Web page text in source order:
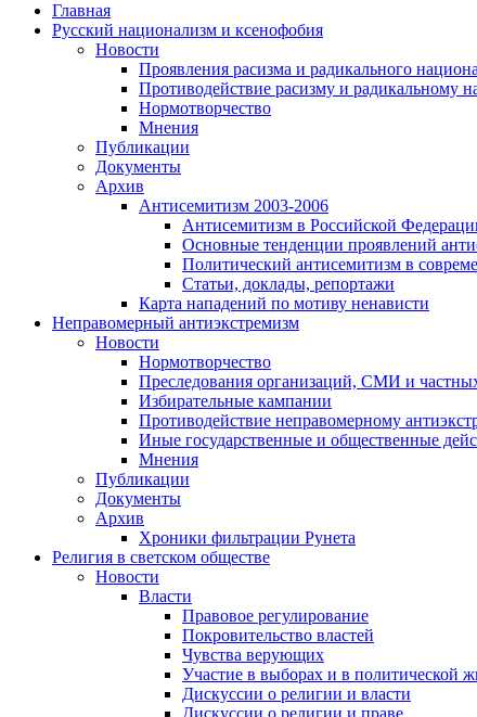
Главная
Русский национализм и ксенофобия
Новости
Проявления расизма и радикального
Противодействие расизму и радикальному
Нормотворчество
Мнения
Публикации
Документы
Архив
Антисемитизм 2003-2006
Антисемитизм в Российской
Основные тенденции проявлений
Политический антисемитизм в
Статьи, доклады, репортажи
Карта нападений по мотиву ненависти
Неправомерный антиэкстремизм
Новости
Нормотворчество
Преследования организаций, СМИ и
Избирательные кампании
Противодействие неправомерному
Иные государственные и общественные
Мнения
Публикации
Документы
Архив
Хроники фильтрации Рунета
Религия в светском обществе
Новости
Власти
Правовое регулирование
Покровительство властей
Чувства верующих
Участие в выборах и в политической
Дискуссии о религии и власти